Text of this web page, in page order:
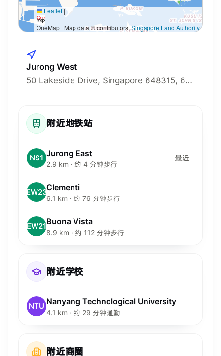
Leaflet|
OneMap | Map data © contributors,Singapore Land Authority
Jurong West
50 Lakeside Drive, Singapore 648315, 648315
附近地铁站
NS1 Jurong East
2.9 km · 约 4 分钟步行
最近
EW23Clementi
6.1 km · 约 76 分钟步行
EW21Buona Vista
8.9 km · 约 112 分钟步行
附近学校
NTU Nanyang Technological University
4.1 km · 约 29 分钟通勤
附近商圈